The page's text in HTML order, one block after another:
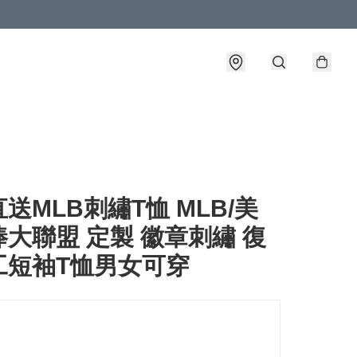
送MLB刺繡T恤 MLB/美
大聯盟 定製 徽章刺繡 復
短袖T恤男女可穿